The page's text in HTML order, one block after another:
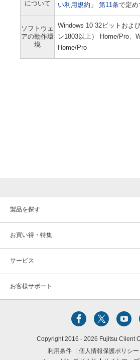
について
い利用規約」 第11条で定め
ソフトウェ
アの動作環
境
Windows 10 32ビットおよ
ン1803以上） Home/Pro、
Home/Pro
製品を探す
お買い得・特集
サービス
お客様サポート
Copyright 2016 - 2026 Fujitsu Client
利用条件
個人情報保護ポリシー